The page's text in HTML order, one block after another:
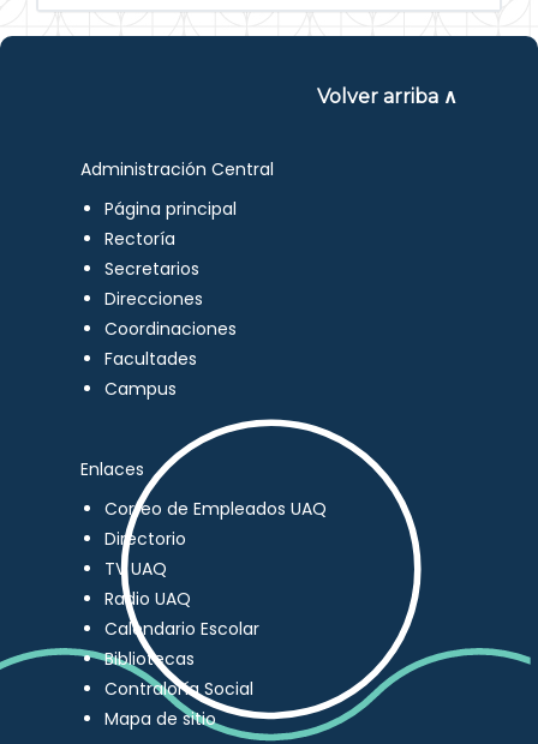
Volver arriba ∧
Administración Central
Página principal
Rectoría
Secretarios
Direcciones
Coordinaciones
Facultades
Campus
Enlaces
Correo de Empleados UAQ
Directorio
TV UAQ
Radio UAQ
Calendario Escolar
Bibliotecas
Contraloría Social
Mapa de sitio